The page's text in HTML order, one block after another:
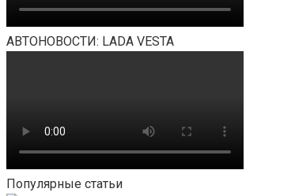
АВТОНОВОСТИ: LADA VESTA
Популярные статьи